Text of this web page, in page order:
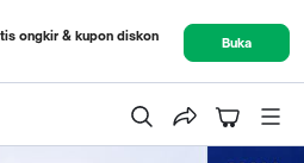
ongkir & kupon diskon
Buka